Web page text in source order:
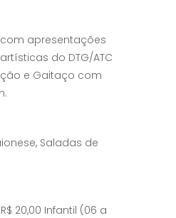
apresentações
do DTG/ATC
e Gaitaço com
Saladas de
20,00 Infantil (06 a